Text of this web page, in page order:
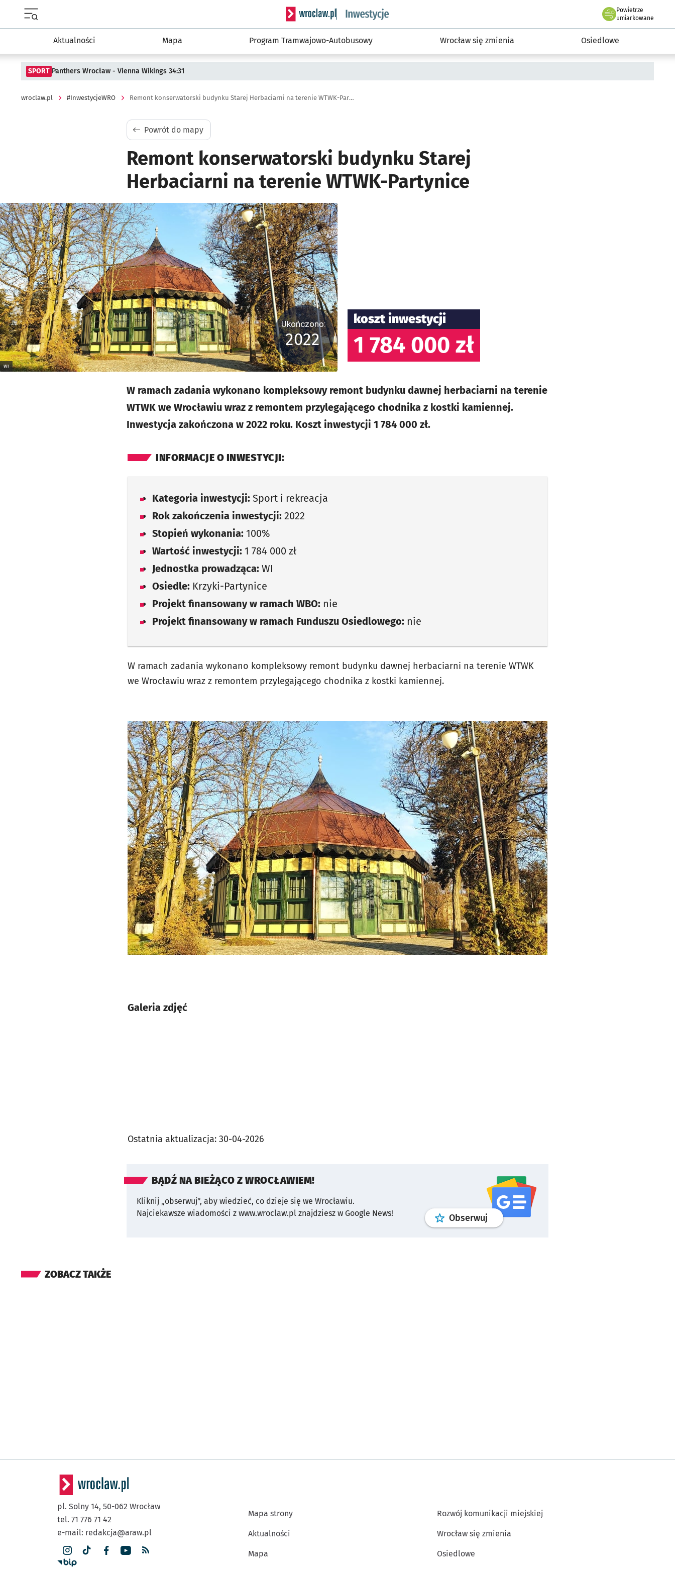
Serwis informacyjny wroclaw.pl podserwis: #InwestycjeWRO - miejskie inwestycje 2019-2032
Powietrze
we Wrocławiu
umiarkowane
Aktualności Mapa Program Tramwajowo-Autobusowy Wrocław się zmienia Osiedlowe
SPORT Panthers Wrocław - Vienna Wikings 34:31
wroclaw.pl #InwestycjeWRO Remont konserwatorski budynku Starej Herbaciarni na terenie WTWK-Partynice
Powrót do mapy
Remont konserwatorski budynku Starej
Herbaciarni na terenie WTWK-Partynice
Kliknij, aby powiększyć
WI
Ukończono:
2022
koszt inwestycji
1 784 000 zł
W ramach zadania wykonano kompleksowy remont budynku dawnej herbaciarni na terenie
WTWK we Wrocławiu wraz z remontem przylegającego chodnika z kostki kamiennej.
Inwestycja zakończona w 2022 roku. Koszt inwestycji 1 784 000 zł.
INFORMACJE O INWESTYCJI:
Kategoria inwestycji: Sport i rekreacja
Rok zakończenia inwestycji: 2022
Stopień wykonania: 100%
Wartość inwestycji: 1 784 000 zł
Jednostka prowadząca: WI
Osiedle: Krzyki-Partynice
Projekt finansowany w ramach WBO: nie
Projekt finansowany w ramach Funduszu Osiedlowego: nie
W ramach zadania wykonano kompleksowy remont budynku dawnej herbaciarni na terenie WTWK
we Wrocławiu wraz z remontem przylegającego chodnika z kostki kamiennej.
Galeria zdjęć
Ostatnia aktualizacja: 30-04-2026
BĄDŹ NA BIEŻĄCO Z WROCŁAWIEM!
Kliknij „obserwuj”, aby wiedzieć, co dzieje się we Wrocławiu.
Najciekawsze wiadomości z www.wroclaw.pl znajdziesz w Google News!
Obserwuj profilgoogle news
ZOBACZ TAKŻE
pl. Solny 14, 50-062 Wrocław
tel. 71 776 71 42
e-mail: redakcja@araw.pl
Mapa strony
Aktualności
Mapa
Rozwój komunikacji miejskiej
Wrocław się zmienia
Osiedlowe